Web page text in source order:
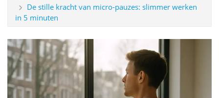
De stille kracht van micro-pauzes: slimmer werken
in 5 minuten